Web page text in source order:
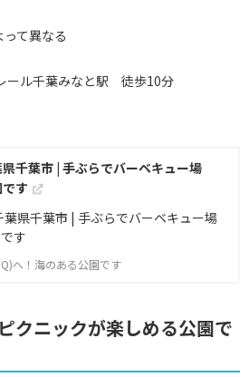
て異なる
ール千葉みなと駅 徒歩10分
千葉市 | 手ぶらでバーベキュー場
す
へ！海のある公園です
クニックが楽しめる公園で